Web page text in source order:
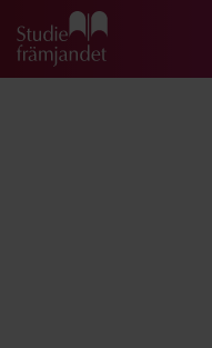
Gå till studiefrämjandets